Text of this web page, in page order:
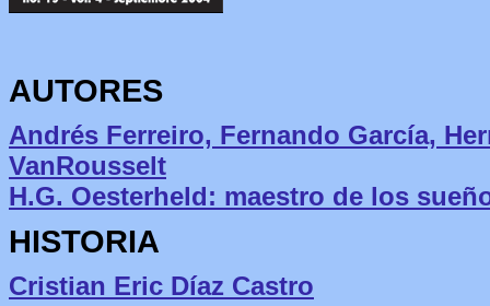
AUTORES
Andrés Ferreiro, Fernando García,
VanRousselt
H.G. Oesterheld: maestro de los
HISTORIA
Cristian Eric Díaz Castro